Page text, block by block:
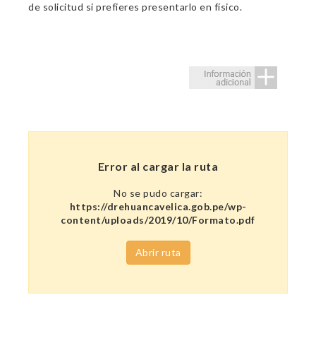
de solicitud si prefieres presentarlo en físico.
Error al cargar la ruta
No se pudo cargar:
https://drehuancavelica.gob.pe/wp-
content/uploads/2019/10/Formato.pdf
Abrir ruta